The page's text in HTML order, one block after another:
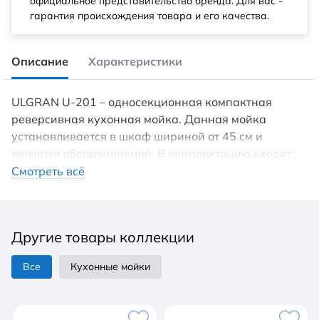
гарантия происхождения товара и его качества.
Описание Характеристики
ULGRAN U-201 – односекционная компактная
реверсивная кухонная мойка. Данная мойка
устанавливается в шкаф шириной от 45 см и
является оборачиваемой. В комплектацию входят:
сливная арматура с гофротрубой, технический
составляет более 10 лет. Мойки ULGRAN (Улгран)
изготавливаются на современном
автоматизированном оборудовании по
имеют сравнительно малый вес при высокой
Смотреть всё
Другие товары коллекции
Все Кухонные мойки